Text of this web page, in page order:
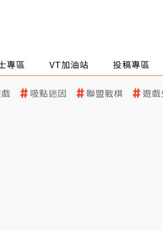
專區 VT加油站 投稿專區
吸點迷因 聯盟戰棋 遊